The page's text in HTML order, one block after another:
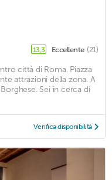
13,3 Eccellente (21)
città di Roma. Piazza
attrazioni della zona. A
Sei in cerca di
Verifica disponibilità